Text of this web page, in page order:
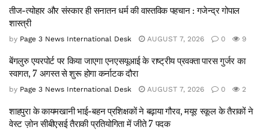
तीज-त्योहार और संस्कार ही सनातन धर्म की वास्तविक पहचान : गजेन्द्र गोपाल
शास्त्री
by Page 3 News International Desk AUGUST 7, 2026 0 9
बेंगलुरु एयरपोर्ट पर किया जाएगा एनएसयूआई के राष्ट्रीय प्रवक्ता पारस गुर्जर का
स्वागत, 7 अगस्त से शुरू होगा कर्नाटक दौरा
by Page 3 News International Desk AUGUST 7, 2026 0 2
शाहपुरा के कायमखानी भाई-बहन प्रशिक्षकों ने बढ़ाया गौरव, मयूर स्कूल के तैराकों ने
वेस्ट ज़ोन सीबीएसई तैराकी प्रतियोगिता में जीते 7 पदक